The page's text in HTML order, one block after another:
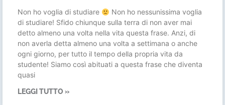
Non ho voglia di studiare
Non ho nessunissima voglia
di studiare! Sfido chiunque sulla terra di non aver mai
detto almeno una volta nella vita questa frase. Anzi, di
non averla detta almeno una volta a settimana o anche
ogni giorno, per tutto il tempo della propria vita da
studente! Siamo così abituati a questa frase che diventa
quasi
LEGGI TUTTO »